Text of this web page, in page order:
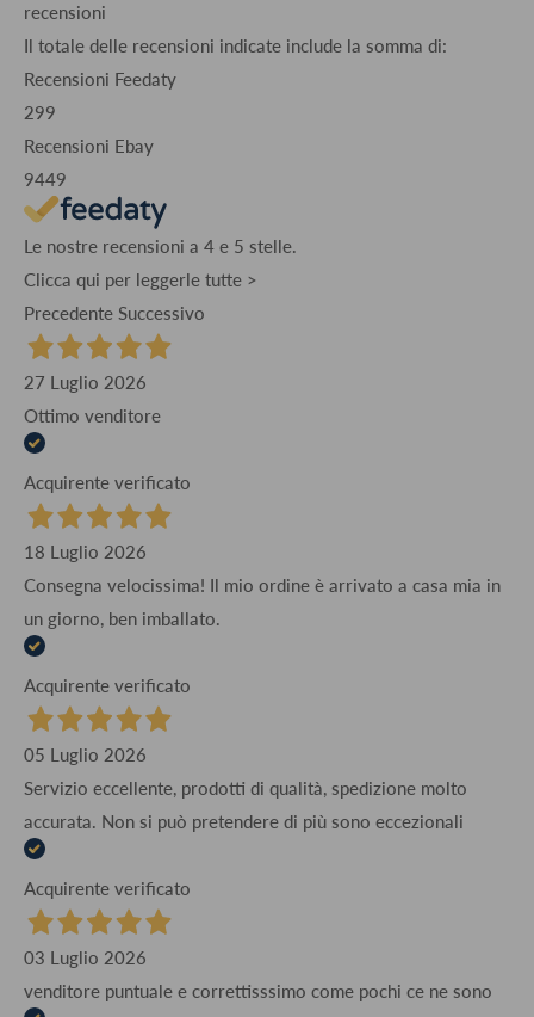
recensioni
Il totale delle recensioni indicate include la somma di:
Recensioni Feedaty
299
Recensioni Ebay
9449
Le nostre recensioni a 4 e 5 stelle.
Clicca qui per leggerle tutte >
Precedente Successivo
27 Luglio 2026
Ottimo venditore
Acquirente verificato
18 Luglio 2026
Consegna velocissima! Il mio ordine è arrivato a casa mia in
un giorno, ben imballato.
Acquirente verificato
05 Luglio 2026
Servizio eccellente, prodotti di qualità, spedizione molto
accurata. Non si può pretendere di più sono eccezionali
Acquirente verificato
03 Luglio 2026
venditore puntuale e correttisssimo come pochi ce ne sono